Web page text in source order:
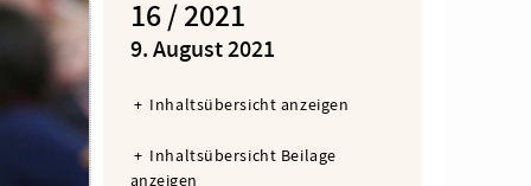
16 / 2021
:
9. August 2021
Inhaltsübersicht anzeigen
Inhaltsübersicht Beilage
anzeigen